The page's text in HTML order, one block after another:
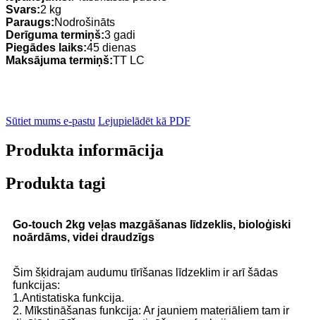
Svars:2 kg
Paraugs:Nodrošināts
Derīguma termiņš:3 gadi
Piegādes laiks:45 dienas
Maksājuma termiņš:TT LC
Sūtiet mums e-pastu Lejupielādēt kā PDF
Produkta informācija
Produkta tagi
Go-touch 2kg veļas mazgāšanas līdzeklis, bioloģiski
noārdāms, videi draudzīgs
Šim šķidrajam audumu tīrīšanas līdzeklim ir arī šādas
funkcijas:
1.Antistatiska funkcija.
2. Mīkstināšanas funkcija: Ar jauniem materiāliem tam ir